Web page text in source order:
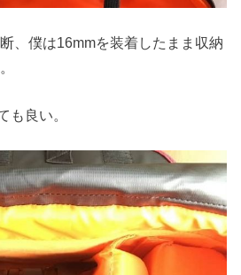
、僕は16mmを装着したまま収納
も良い。